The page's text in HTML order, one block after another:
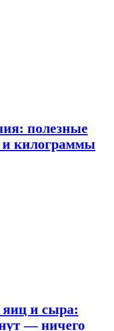
полезные
килограммы
яиц и сыра:
— ничего